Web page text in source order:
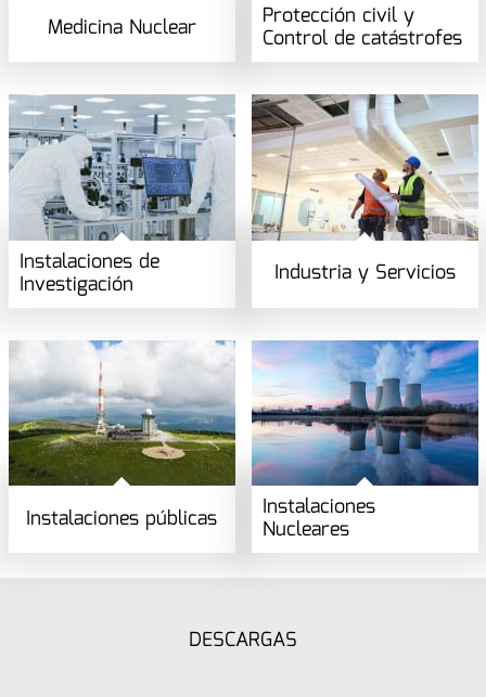
Medicina Nuclear Protección civil y
Control de catástrofes
Instalaciones de
Investigación Industria y Servicios
Instalaciones públicas Instalaciones
Nucleares
DESCARGAS